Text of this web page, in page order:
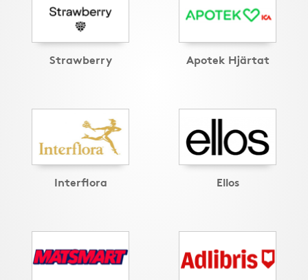
Strawberry Apotek Hjärtat
Interflora Ellos